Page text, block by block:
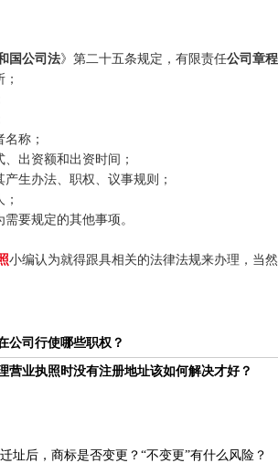
国公司法》第二十五条规定，有限责任公司章程
称；
出资额和出资时间；
生办法、职权、议事规则；
要规定的其他事项。
小编认为就得跟具相关的法律法规来办理，当
公司行使哪些职权？
营业执照时没有注册地址该如何解决才好？
址后，商标是否变更？“不变更”有什么风险？